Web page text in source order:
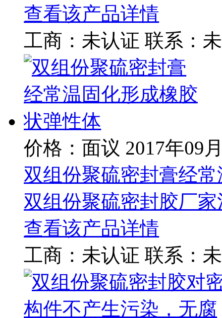
查看该产品详情
工商： 未认证 联系：
价格：面议 2017年09
双组份聚硫密封膏经
双组份聚硫密封胶厂
查看该产品详情
工商： 未认证 联系：